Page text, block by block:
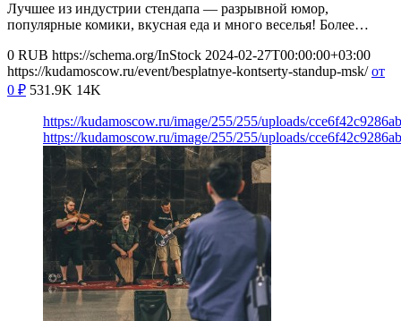
Лучшее из индустрии стендапа — разрывной юмор,
популярные комики, вкусная еда и много веселья! Более…
0 RUB https://schema.org/InStock 2024-02-27T00:00:00+03:00
https://kudamoscow.ru/event/besplatnye-kontserty-standup-msk/ от
0 ₽ 531.9K 14K
https://kudamoscow.ru/image/255/255/uploads/
https://kudamoscow.ru/image/255/255/uploads/